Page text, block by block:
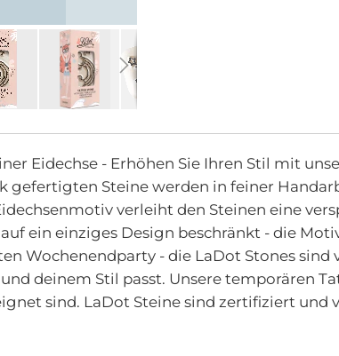
Eidechse - Erhöhen Sie Ihren Stil mit
gefertigten Steine werden in feiner
verleiht den Steinen eine
ein einziges Design beschränkt - die
Wochenendparty - die LaDot Stones
deinem Stil passt. Unsere temporären
sind. LaDot Steine sind zertifiziert